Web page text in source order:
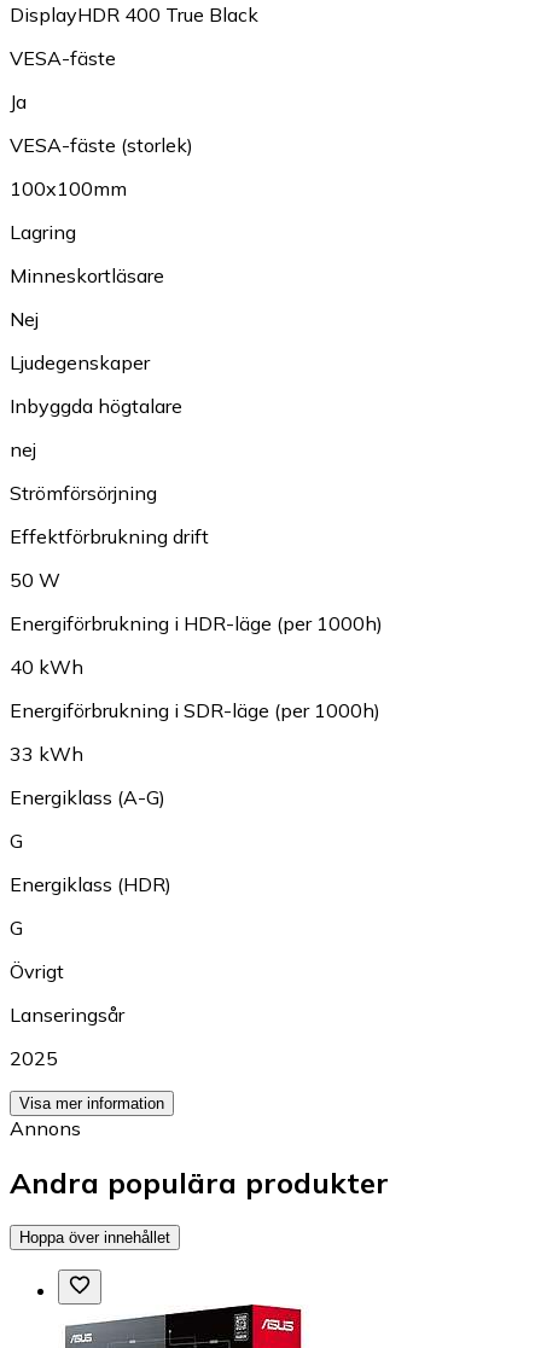
DisplayHDR 400 True Black
VESA-fäste
Ja
VESA-fäste (storlek)
100x100mm
Lagring
Minneskortläsare
Nej
Ljudegenskaper
Inbyggda högtalare
nej
Strömförsörjning
Effektförbrukning drift
50 W
Energiförbrukning i HDR-läge (per 1000h)
40 kWh
Energiförbrukning i SDR-läge (per 1000h)
33 kWh
Energiklass (A-G)
G
Energiklass (HDR)
G
Övrigt
Lanseringsår
2025
Visa mer information
Annons
Andra populära produkter
Hoppa över innehållet